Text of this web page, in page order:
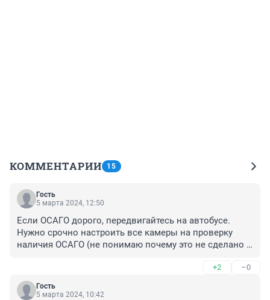
КОММЕНТАРИИ 15
Гость
5 марта 2024, 12:50
Если ОСАГО дорого, передвигайтесь на автобусе.
Нужно срочно настроить все камеры на проверку
наличия ОСАГО (не понимаю почему это не сделано
гораздо сложнее технически. А то в случае ДТП денег
нет, страховки нет, взять с меня нечего, иди в суд.
Одним словом нет ответственности.
+2 –0
Гость
5 марта 2024, 10:42